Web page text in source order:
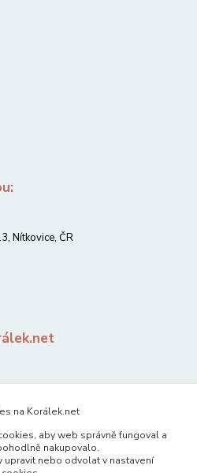
Nítkovice, ČR
na Korálek.net
aby web správně fungoval a
nakupovalo.
upravit nebo odvolat v nastavení